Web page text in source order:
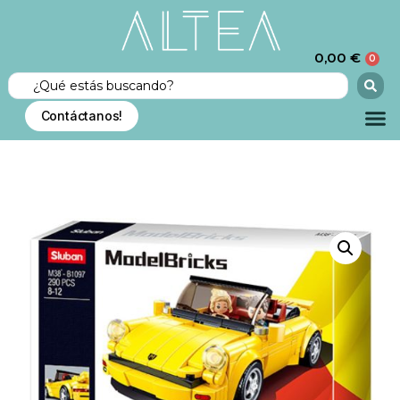
0,00 € 0
Contáctanos!